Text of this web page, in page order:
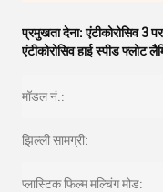
प्रमुखता देना:एंटीकोरोसिव 3
एंटीकोरोसिव हाई स्पीड फ्लोट
मॉडल नं.:
झिल्ली सामग्री:
प्लास्टिक फिल्म मल्चिंग मोड: